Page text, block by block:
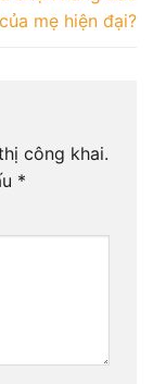
của mẹ hiện đại?
công khai.
*